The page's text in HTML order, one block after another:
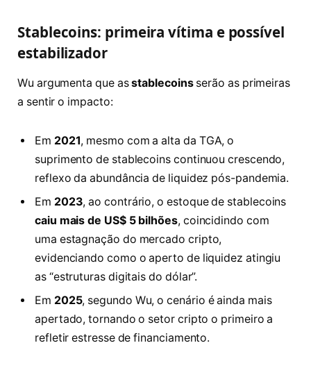
Stablecoins: primeira vítima e possível
estabilizador
Wu argumenta que asstablecoinsserão as primeiras
a sentir o impacto:
Em 2021, mesmo com a alta da TGA, o
suprimento de stablecoins continuou crescendo,
reflexo da abundância de liquidez pós-pandemia.
Em 2023, ao contrário, o estoque de stablecoins
caiu mais de US$ 5 bilhões, coincidindo com
uma estagnação do mercado cripto,
evidenciando como o aperto de liquidez atingiu
as “estruturas digitais do dólar”.
Em 2025, segundo Wu, o cenário é ainda mais
apertado, tornando o setor cripto o primeiro a
refletir estresse de financiamento.